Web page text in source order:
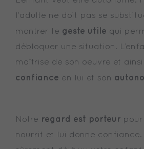
l’adulte ne doit pas se
montrer le geste utile qui
débloquer une situation.
maîtrise de son oeuvre et
confiance en lui et son
Notre regard est porteur pour
nourrit et lui donne confiance.